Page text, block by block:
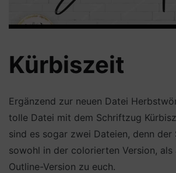
Kürbiszeit
Ergänzend zur neuen Datei
tolle Datei mit dem Schriftzug
sind es sogar zwei Dateien, denn
sowohl in der colorierten Version, als
Outline-Version zu euch.